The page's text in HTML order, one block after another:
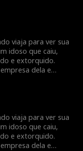
lo. A filha limpa o
uma
o vínculo
viaja para ver sua
idoso que caiu,
e extorquido.
dela e
lo. A filha limpa o
uma
o vínculo
viaja para ver sua
idoso que caiu,
e extorquido.
dela e